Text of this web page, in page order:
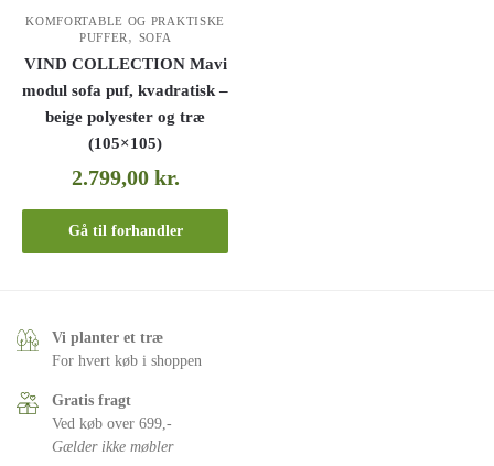
KOMFORTABLE OG PRAKTISKE
PUFFER , SOFA
VIND COLLECTION Mavi
modul sofa puf, kvadratisk –
beige polyester og træ
(105×105)
2.799,00 kr.
Gå til forhandler
Vi planter et træ
For hvert køb i shoppen
Gratis fragt
Ved køb over 699,-
Gælder ikke møbler